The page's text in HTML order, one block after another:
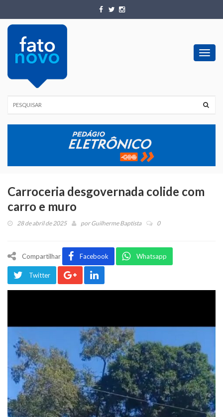
Carroceria desgovernada colide com
carro e muro
28 de abril de 2025 porGuilherme Baptista 0
Compartilhar Facebook Whatsapp
Twitter